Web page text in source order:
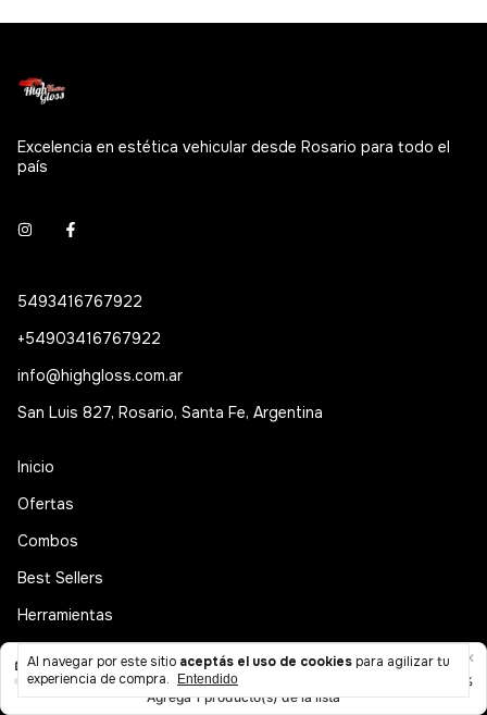
Al navegar por este sitio aceptás el uso de cookies para agilizar tu
experiencia de compra.
Entendido
Excelencia en estética vehicular desde Rosario para todo el
país
5493416767922
+54903416767922
info@highgloss.com.ar
San Luis 827, Rosario, Santa Fe, Argentina
Inicio
Ofertas
Combos
Best Sellers
Herramientas
PPF
Pulido